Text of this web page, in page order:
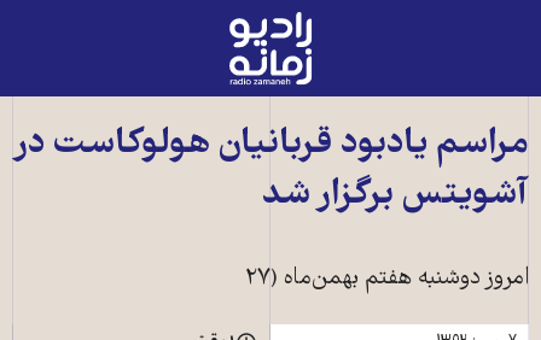
رادیو
زمانه
به
صفحه
اصلی
مراسم يادبود قربانيان هولوکاست در
آشويتس برگزار شد
امروز دوشنبه هفتم بهمن‌ماه (۲۷